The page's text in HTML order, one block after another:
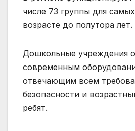
числе 73 группы для
возрасте до полутора лет.
Дошкольные учреждения
современным
отвечающим всем
безопасности и
ребят.